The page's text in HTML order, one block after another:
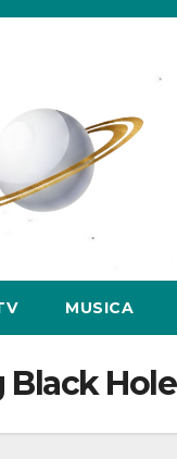
MUSICA
Hole